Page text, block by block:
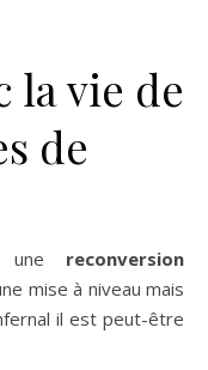
la vie de
de
une reconversion
mise à niveau mais
il est peut-être